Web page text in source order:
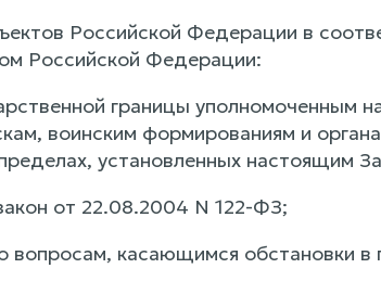
Российской Федерации в
Российской Федерации:
границы уполномоченным
воинским формированиям и
установленных настоящим
от 22.08.2004 N 122-ФЗ;
касающимся обстановки в